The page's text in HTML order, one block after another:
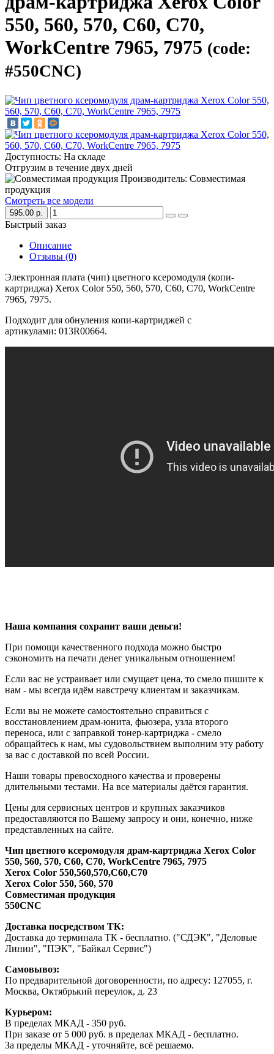
550, 560, 570, C60, C70,
WorkCentre 7965, 7975 (code:
#550CNC)
Доступность: На складе
Отгрузим в течение двух дней
Производитель: Совместимая
продукция
Смотреть все модели
595.00 р.
Быстрый заказ
Описание
Отзывы (0)
Электронная плата (чип) цветного ксеромодуля (копи-
картриджа) Xerox Color 550, 560, 570, C60, C70, WorkCentre
7965, 7975.
Подходит для обнуления копи-картриджей с
артикулами: 013R00664.
Наша компания сохранит ваши деньги!
При помощи качественного подхода можно быстро
сэкономить на печати денег уникальным отношением!
Если вас не устраивает или смущает цена, то смело пишите к
нам - мы всегда идём навстречу клиентам и заказчикам.
Если вы не можете самостоятельно справиться с
восстановлением драм-юнита, фьюзера, узла второго
переноса, или с заправкой тонер-картриджа - смело
обращайтесь к нам, мы судовольствием выполним эту работу
за вас с доставкой по всей России.
Наши товары превосходного качества и проверены
длительными тестами. На все материалы даётся гарантия.
Цены для сервисных центров и крупных заказчиков
предоставляются по Вашему запросу и они, конечно, ниже
представленных на сайте.
Чип цветного ксеромодуля драм-картриджа Xerox Color
550, 560, 570, C60, C70, WorkCentre 7965, 7975
Xerox Color 550,560,570,C60,C70
Xerox Color 550, 560, 570
Совместимая продукция
550CNC
Доставка посредством ТК:
Доставка до терминала ТК - бесплатно. ("СДЭК", "Деловые
Линии", "ПЭК", "Байкал Сервис")
Самовывоз:
По предварительной договоренности, по адресу: 127055, г.
Москва, Октябрький переулок, д. 23
Курьером:
В пределах МКАД - 350 руб.
При заказе от 5 000 руб. в пределах МКАД - бесплатно.
За пределы МКАД - уточняйте, всё решаемо.